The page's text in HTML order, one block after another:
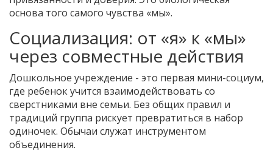
основа того самого чувства «мы».
Социализация: от «я» к «мы»
через совместные действия
Дошкольное учреждение - это первая мини-социум,
где ребенок учится взаимодействовать со
сверстниками вне семьи. Без общих правил и
традиций группа рискует превратиться в набор
одиночек. Обычаи служат инструментом
объединения.